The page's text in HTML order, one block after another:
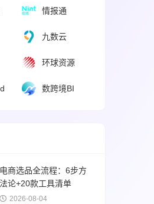
情报通
九数云
环球资源
数跨境BI
电商选品全流程：6步方
法论+20款工具清单
（2026版）
2026-08-04